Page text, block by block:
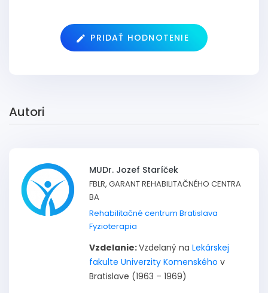
PRIDAŤ HODNOTENIE
Autori
MUDr. Jozef Staríček
FBLR, GARANT REHABILITAČNÉHO CENTRA
BA
Rehabilitačné centrum Bratislava
Fyzioterapia
Vzdelanie:Vzdelaný na Lekárskej
fakulte Univerzity Komenského v
Bratislave (1963 – 1969)